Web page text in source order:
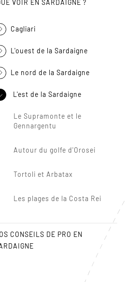
VOIR EN SARDAIGNE ?
Cagliari
L'ouest de la Sardaigne
Le nord de la Sardaigne
L'est de la Sardaigne
Le Supramonte et le
Gennargentu
Autour du golfe d'Orosei
Tortoli et Arbatax
Les plages de la Costa Rei
CONSEILS DE PRO EN